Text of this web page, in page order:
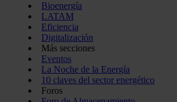
Bioenergía
LATAM
Eficiencia
Digitalización
Más secciones
Eventos
La Noche de la Energía
10 claves del sector energético
Foros